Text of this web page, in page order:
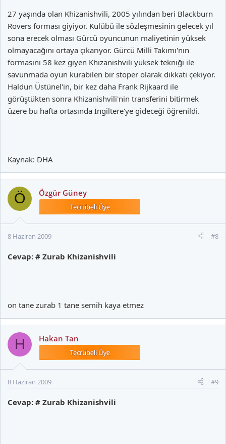
27 yaşında olan Khizanishvili, 2005 yılından beri Blackburn
Rovers forması giyiyor. Kulübü ile sözleşmesinin gelecek yıl
sona erecek olması Gürcü oyuncunun maliyetinin yüksek
olmayacağını ortaya çıkarıyor. Gürcü Milli Takımı'nın
formasını 58 kez giyen Khizanishvili yüksek tekniği ile
savunmada oyun kurabilen bir stoper olarak dikkati çekiyor.
Haldun Üstünel'in, bir kez daha Frank Rijkaard ile
görüştükten sonra Khizanishvili'nin transferini bitirmek
üzere bu hafta ortasında İngiltere'ye gideceği öğrenildi.
Kaynak: DHA
Ö Özgür Güney
8 Haziran 2009 #8
Cevap: # Zurab Khizanishvili
on tane zurab 1 tane semih kaya etmez
H Hakan Tan
8 Haziran 2009 #9
Cevap: # Zurab Khizanishvili